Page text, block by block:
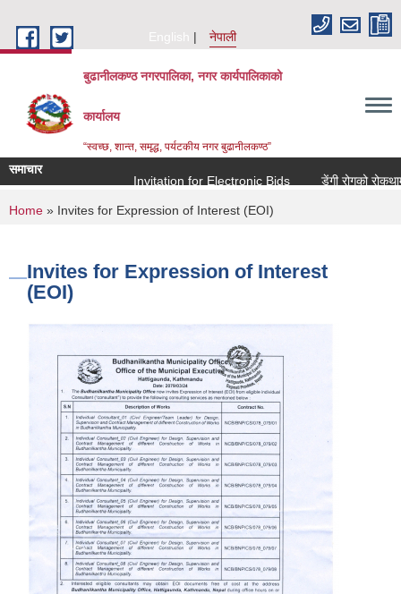
English
नेपाली
बुढानीलकण्ठ नगरपालिका, नगर कार्यपालिकाको
कार्यालय
“स्वच्छ, शान्त, समृद्ध, पर्यटकीय नगर बुढानीलकण्ठ”
समाचार
Invitation for Electronic Bids
डेंगी रोगको
You are here
Home » Invites for Expression of Interest (EOI)
Invites for Expression of Interest
(EOI)